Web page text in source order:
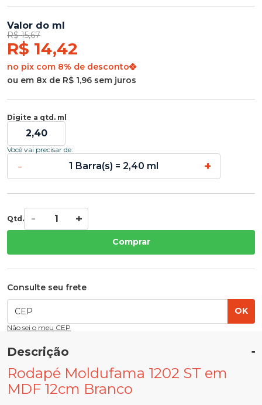
Valor do ml
R$ 15,67
R$ 14,42
no pix com 8% de desconto
ou em 8x de R$ 1,96 sem juros
Digite a qtd. ml
Você vai precisar de:
- 1 Barra(s) = 2,40 ml +
Qtd.
Comprar
Consulte seu frete
OK
Não sei o meu CEP
Descrição
Rodapé Moldufama 1202 ST em
MDF 12cm Branco